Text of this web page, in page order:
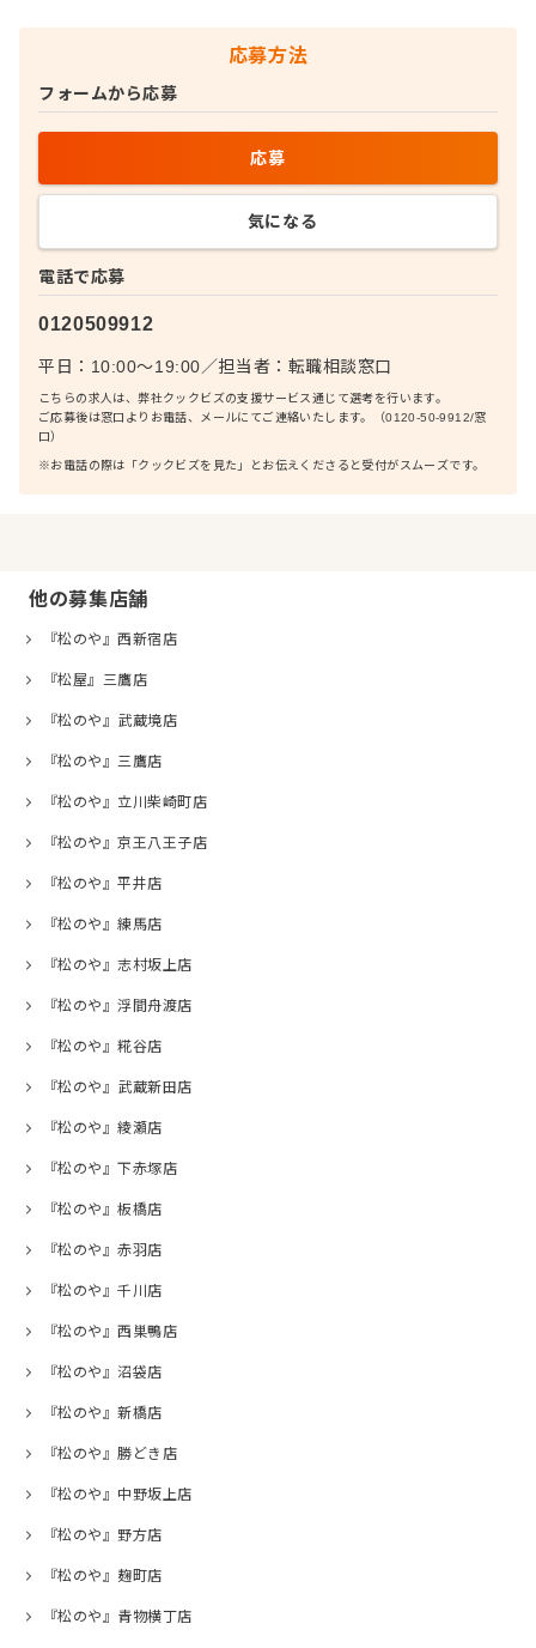
応募方法
電話で応募
0120509912
平日：10:00〜19:00／担当者： 転職相談窓口
こちらの求人は、弊社クックビズの支援サービス通じて選考を行います。
ご応募後は窓口よりお電話、メールにてご連絡いたします。（0120-50-9912/窓
口）
※お電話の際は「クックビズを見た」とお伝えくださると受付がスムーズです。
フォームから応募
応募
気になる
他の募集店舗
『松のや』西新宿店
『松屋』三鷹店
『松のや』武蔵境店
『松のや』三鷹店
『松のや』立川柴崎町店
『松のや』京王八王子店
『松のや』平井店
『松のや』練馬店
『松のや』志村坂上店
『松のや』浮間舟渡店
『松のや』糀谷店
『松のや』武蔵新田店
『松のや』綾瀬店
『松のや』下赤塚店
『松のや』板橋店
『松のや』赤羽店
『松のや』千川店
『松のや』西巣鴨店
『松のや』沼袋店
『松のや』新橋店
『松のや』勝どき店
『松のや』中野坂上店
『松のや』野方店
『松のや』麹町店
『松のや』青物横丁店